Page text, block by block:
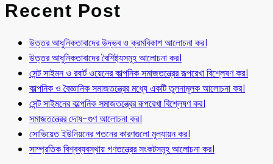
Recent Post
উত্তর আধুনিকতাবাদের উদ্ভব ও ক্রমবিকাশ আলোচনা কর।
উত্তর আধুনিকতাবাদের বৈশিষ্ট্যসমূহ আলোচনা কর।
সেন্ট সাইমন ও রবার্ট ওয়েনের কাল্পনিক সমাজতন্ত্রের রূপরেখা বিশ্লেষণ কর।
কাল্পনিক ও বৈজ্ঞানিক সমাজতন্ত্রের মধ্যে একটি তুলনামূলক আলোচনা কর।
সেন্ট সাইমনের কাল্পনিক সমাজতন্ত্রের রূপরেখা বিশ্লেষণ কর।
সমাজতন্ত্রের দোষ-গুণ আলোচনা কর।
সোভিয়েত ইউনিয়নের পতনের কারণগুলো মূল্যায়ন কর।
সাম্প্রতিক বিশ্বব্যবস্থায় গণতন্ত্রের সংকটসমূহ আলোচনা কর।